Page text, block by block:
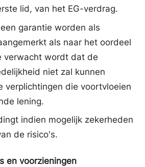
lid, van het EG-verdrag.
garantie worden als
als naar het oordeel
verwacht wordt dat de
niet zal kunnen
verplichtingen die voortvloeien
lening.
indien mogelijk zekerheden
de risico's.
en voorzieningen